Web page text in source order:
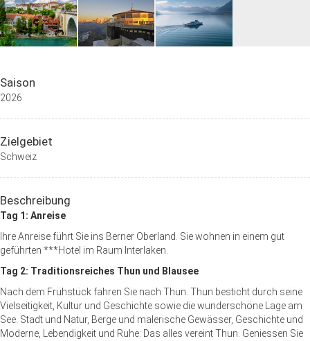
Saison
2026
Zielgebiet
Schweiz
Beschreibung
Tag 1: Anreise
Ihre Anreise führt Sie ins Berner Oberland. Sie wohnen in einem gut
geführten ***Hotel im Raum Interlaken.
Tag 2: Traditionsreiches Thun und Blausee
Nach dem Frühstück fahren Sie nach Thun. Thun besticht durch seine
Vielseitigkeit, Kultur und Geschichte sowie die wunderschöne Lage am
See. Stadt und Natur, Berge und malerische Gewässer, Geschichte und
Moderne, Lebendigkeit und Ruhe: Das alles vereint Thun. Geniessen Sie